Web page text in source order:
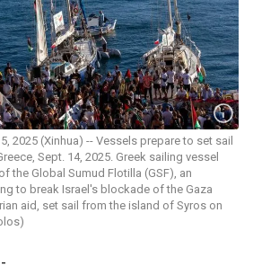
2025 (Xinhua) -- Vessels prepare to set sail
Sept. 14, 2025. Greek sailing vessel
the Global Sumud Flotilla (GSF), an
to break Israel's blockade of the Gaza
aid, set sail from the island of Syros on